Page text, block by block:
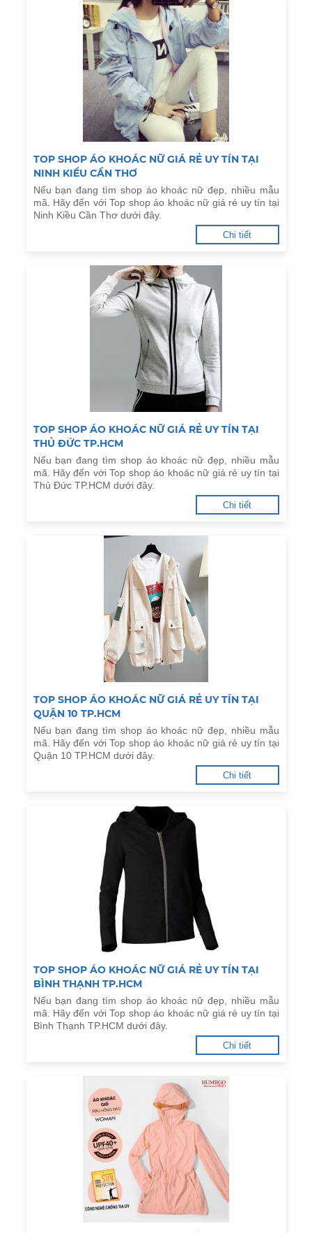
TOP SHOP ÁO KHOÁC NỮ GIÁ RẺ UY TÍN TẠI
NINH KIỀU CẦN THƠ
Nếu bạn đang tìm shop áo khoác nữ đẹp, nhiều mẫu
mã. Hãy đến với Top shop áo khoác nữ giá rẻ uy tín tại
Ninh Kiều Cần Thơ dưới đây.
Chi tiết
TOP SHOP ÁO KHOÁC NỮ GIÁ RẺ UY TÍN TẠI
THỦ ĐỨC TP.HCM
Nếu bạn đang tìm shop áo khoác nữ đẹp, nhiều mẫu
mã. Hãy đến với Top shop áo khoác nữ giá rẻ uy tín tại
Thủ Đức TP.HCM dưới đây.
Chi tiết
TOP SHOP ÁO KHOÁC NỮ GIÁ RẺ UY TÍN TẠI
QUẬN 10 TP.HCM
Nếu bạn đang tìm shop áo khoác nữ đẹp, nhiều mẫu
mã. Hãy đến với Top shop áo khoác nữ giá rẻ uy tín tại
Quận 10 TP.HCM dưới đây.
Chi tiết
TOP SHOP ÁO KHOÁC NỮ GIÁ RẺ UY TÍN TẠI
BÌNH THẠNH TP.HCM
Nếu bạn đang tìm shop áo khoác nữ đẹp, nhiều mẫu
mã. Hãy đến với Top shop áo khoác nữ giá rẻ uy tín tại
Bình Thạnh TP.HCM dưới đây.
Chi tiết